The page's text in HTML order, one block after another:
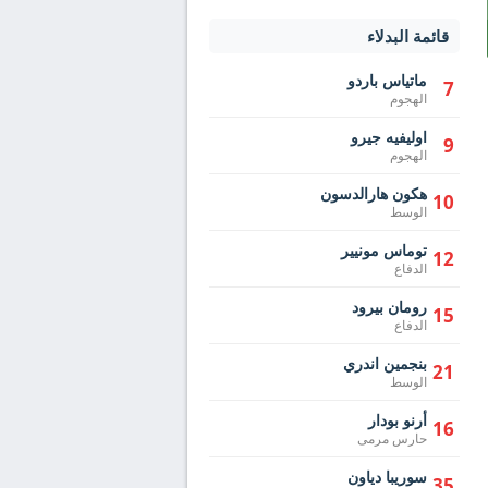
قائمة البدلاء
7 ماتياس باردو
الهجوم
9 اوليفيه جيرو
الهجوم
10 هكون هارالدسون
الوسط
12 توماس مونيير
الدفاع
15 رومان بيرود
الدفاع
21 بنجمين اندري
الوسط
16 أرنو بودار
حارس مرمى
سوريبا دياون